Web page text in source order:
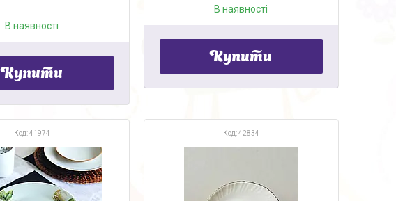
В наявності
Купити
В наявності
Купити
41974 42834